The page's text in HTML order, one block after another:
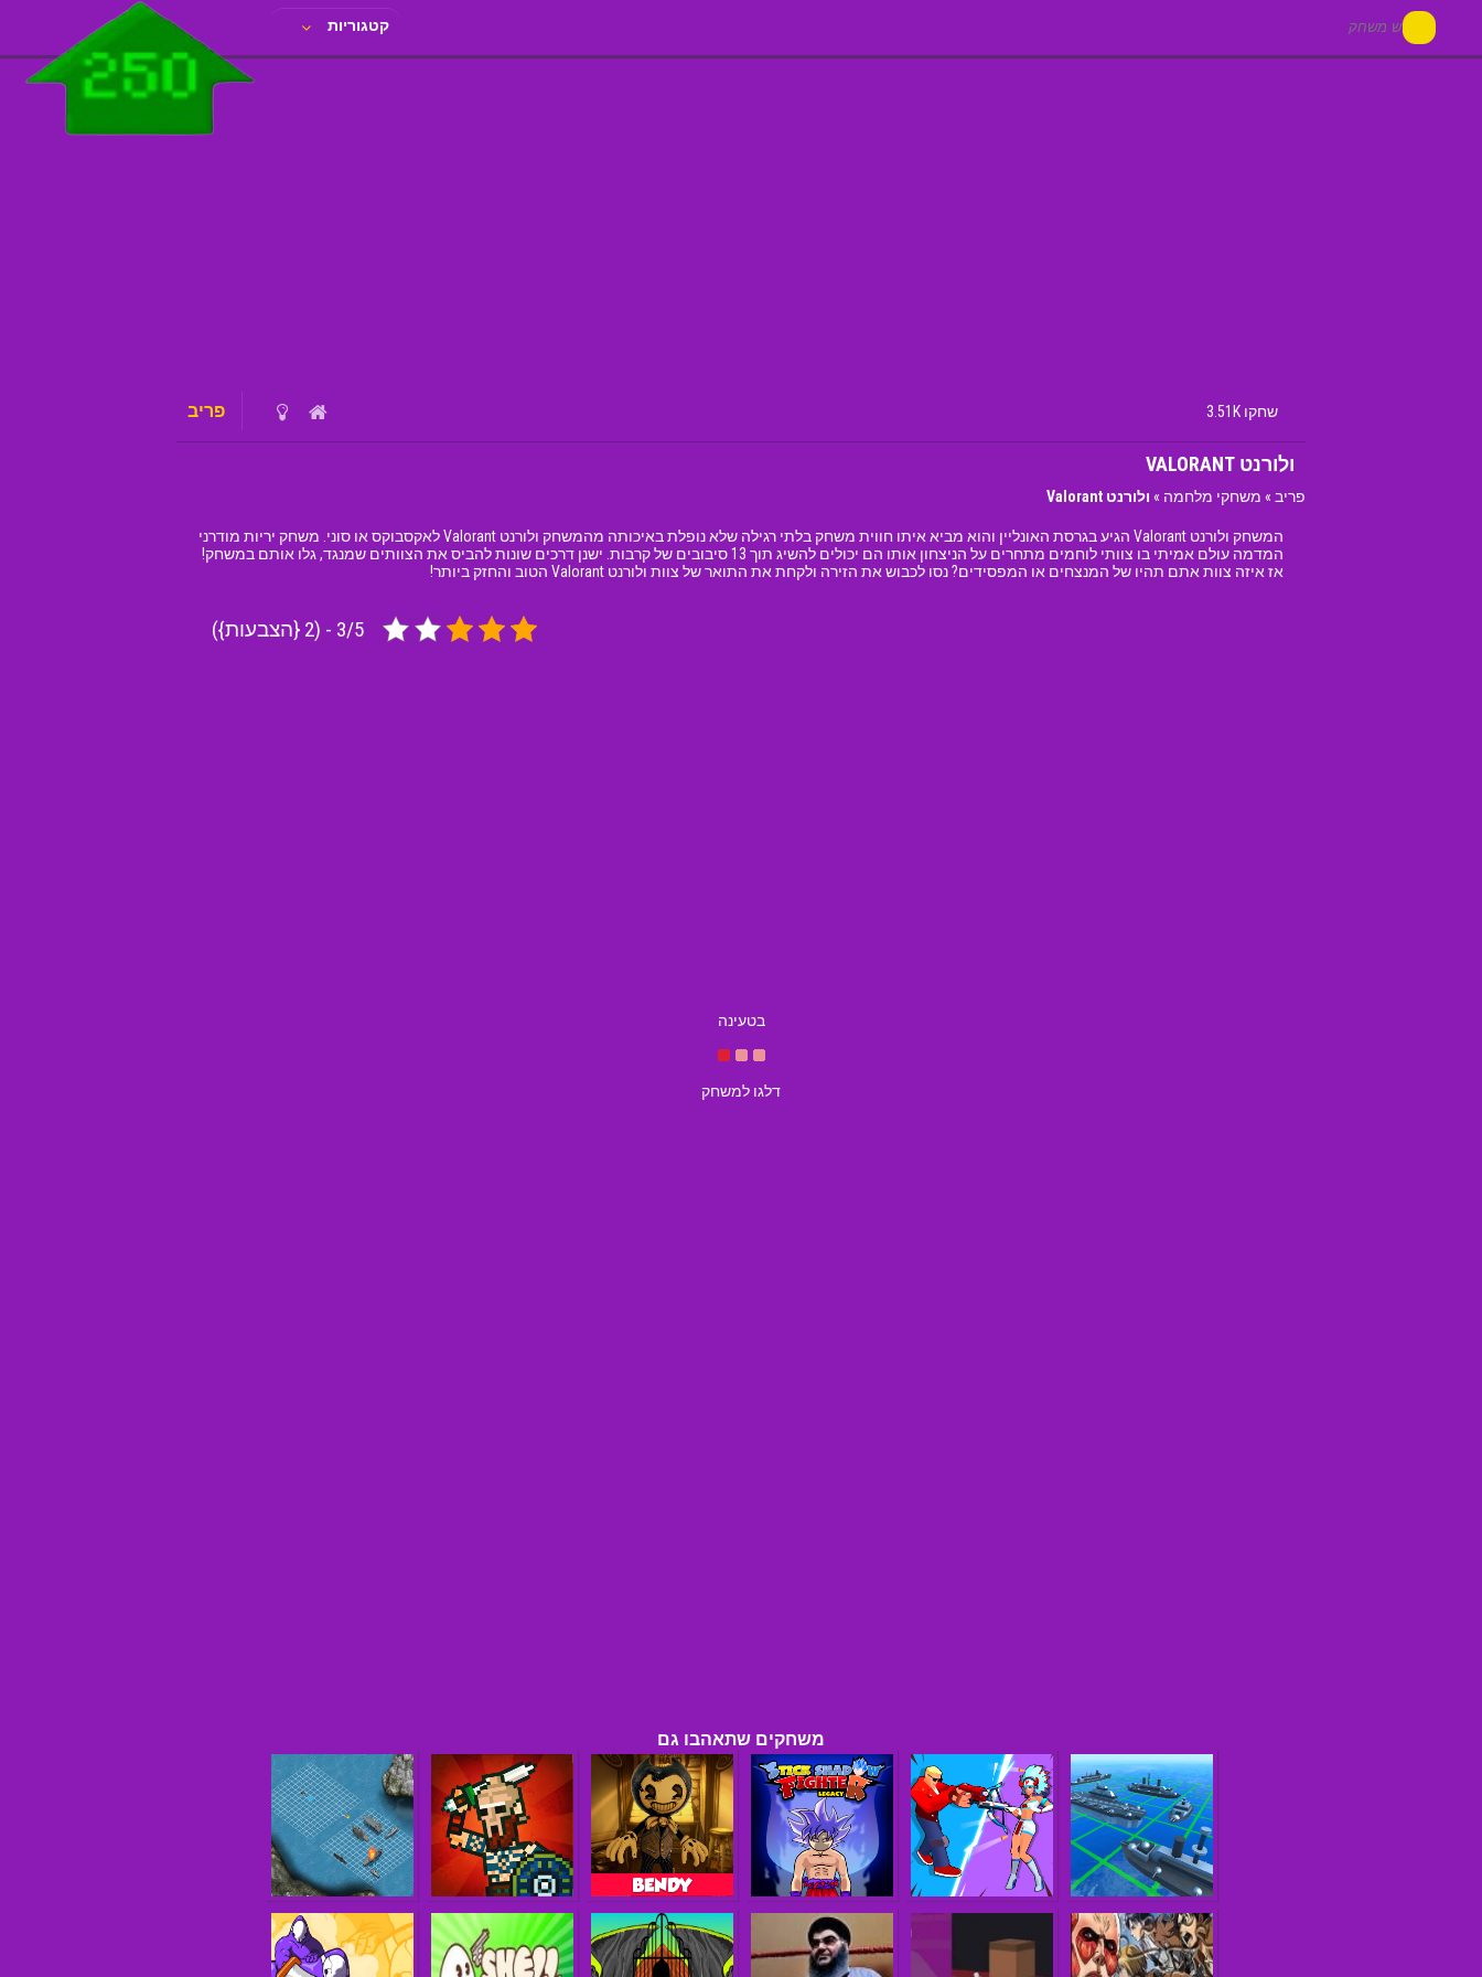
קטגוריות
פריב שחקו 3.51K
ולורנט VALORANT
פריב » משחקי מלחמה » ולורנט Valorant
המשחק ולורנט Valorant הגיע בגרסת האונליין והוא מביא איתו חווית משחק בלתי רגילה שלא נופלת באיכותה מהמשחק ולורנט Valorant לאקסבוקס או סוני. משחק יריות מודרני
המדמה עולם אמיתי בו צוותי לוחמים מתחרים על הניצחון אותו הם יכולים להשיג תוך 13 סיבובים של קרבות. ישנן דרכים שונות להביס את הצוותים שמנגד, גלו אותם במשחק!
אז איזה צוות אתם תהיו של המנצחים או המפסידים? נסו לכבוש את הזירה ולקחת את התואר של צוות ולורנט Valorant הטוב והחזק ביותר!
3/5 - (2 {הצבעות})
בטעינה
דלגו למשחק
משחקים שתאהבו גם